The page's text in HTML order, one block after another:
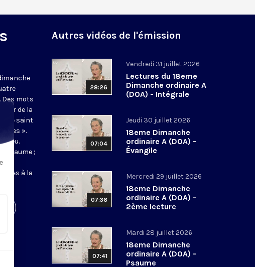
Des mots
de la
que saint
».
Dieu.
psaume ;
à la
Autres vidéos de l'émission
28:26
Vendredi 31 juillet 2026
Lectures du 18eme
Dimanche ordinaire A
(DOA) - Intégrale
07:04
Jeudi 30 juillet 2026
18eme Dimanche
ordinaire A (DOA) -
Évangile
07:36
Mercredi 29 juillet 2026
18eme Dimanche
ordinaire A (DOA) -
2ème lecture
07:41
Mardi 28 juillet 2026
18eme Dimanche
ordinaire A (DOA) -
Psaume